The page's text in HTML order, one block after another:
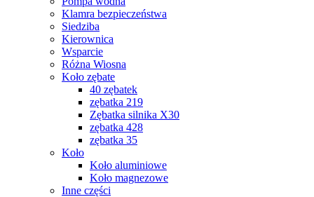
Klamra bezpieczeństwa
Siedziba
Kierownica
Wsparcie
Różna Wiosna
Koło zębate
40 zębatek
zębatka 219
Zębatka silnika X30
zębatka 428
zębatka 35
Koło
Koło aluminiowe
Koło magnezowe
Inne części